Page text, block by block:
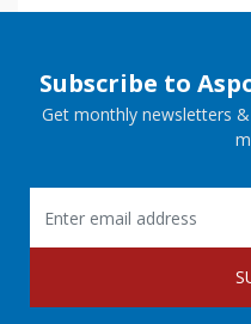
Subscribe to
Get monthly newsletters